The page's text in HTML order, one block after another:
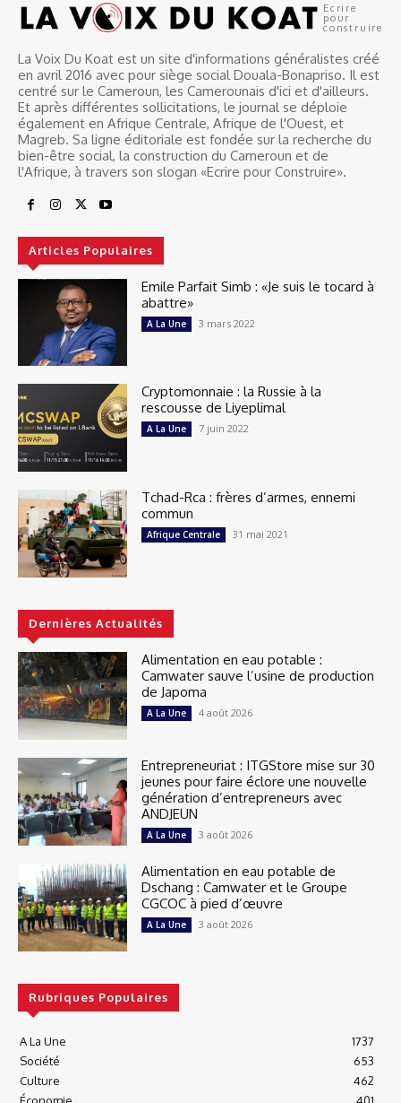
Ecrire
pour
construire
La Voix Du Koat est un site d'informations généralistes créé
en avril 2016 avec pour siège social Douala-Bonapriso. Il est
centré sur le Cameroun, les Camerounais d'ici et d'ailleurs.
Et après différentes sollicitations, le journal se déploie
également en Afrique Centrale, Afrique de l'Ouest, et
Magreb. Sa ligne éditoriale est fondée sur la recherche du
bien-être social, la construction du Cameroun et de
l'Afrique, à travers son slogan «Ecrire pour Construire».
Articles Populaires
Emile Parfait Simb : «Je suis le tocard à
abattre»
A La Une 3 mars 2022
Cryptomonnaie : la Russie à la
rescousse de Liyeplimal
A La Une 7 juin 2022
Tchad-Rca : frères d’armes, ennemi
commun
Afrique Centrale 31 mai 2021
Dernières Actualités
Alimentation en eau potable :
Camwater sauve l’usine de production
de Japoma
A La Une 4 août 2026
Entrepreneuriat : ITGStore mise sur 30
jeunes pour faire éclore une nouvelle
génération d’entrepreneurs avec
ANDJEUN
A La Une 3 août 2026
Alimentation en eau potable de
Dschang : Camwater et le Groupe
CGCOC à pied d’œuvre
A La Une 3 août 2026
Rubriques Populaires
A La Une
1737
Société
653
Culture
462